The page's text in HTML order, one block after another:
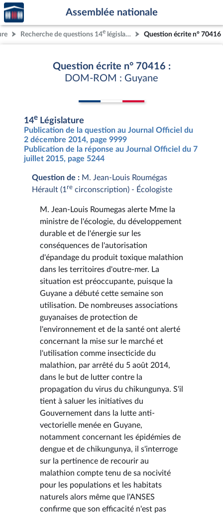
Aller au contenu
Aller en bas de la page
Accèder
à la
page
d'accueil
Assemblée nationale
Recherche de questions 14e législature Question écrite n° 70416
Question écrite n° 70416 :
DOM-ROM : Guyane
14e Législature
Publication de la question au Journal Officiel du
2 décembre 2014, page 9999
Publication de la réponse au Journal Officiel du 7
juillet 2015, page 5244
Question de : M. Jean-Louis Roumégas
Hérault (1 re circonscription) - Écologiste
M. Jean-Louis Roumegas alerte Mme la
ministre de l'écologie, du développement
durable et de l'énergie sur les
conséquences de l'autorisation
d'épandage du produit toxique malathion
dans les territoires d'outre-mer. La
situation est préoccupante, puisque la
Guyane a débuté cette semaine son
utilisation. De nombreuses associations
guyanaises de protection de
l'environnement et de la santé ont alerté
concernant la mise sur le marché et
l'utilisation comme insecticide du
malathion, par arrêté du 5 août 2014,
dans le but de lutter contre la
propagation du virus du chikungunya. S'il
tient à saluer les initiatives du
Gouvernement dans la lutte anti-
vectorielle menée en Guyane,
notamment concernant les épidémies de
dengue et de chikungunya, il s'interroge
sur la pertinence de recourir au
malathion compte tenu de sa nocivité
pour les populations et les habitats
naturels alors même que l'ANSES
confirme que son efficacité n'est pas